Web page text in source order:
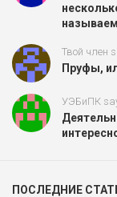
Твой член
Пруфы,
УЭБиПК
ПОСЛЕДНИЕ